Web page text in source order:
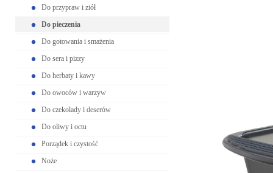
Do przypraw i ziół
Do pieczenia
Do gotowania i smażenia
Do sera i pizzy
Do herbaty i kawy
Do owoców i warzyw
Do czekolady i deserów
Do oliwy i octu
Porządek i czystość
Noże